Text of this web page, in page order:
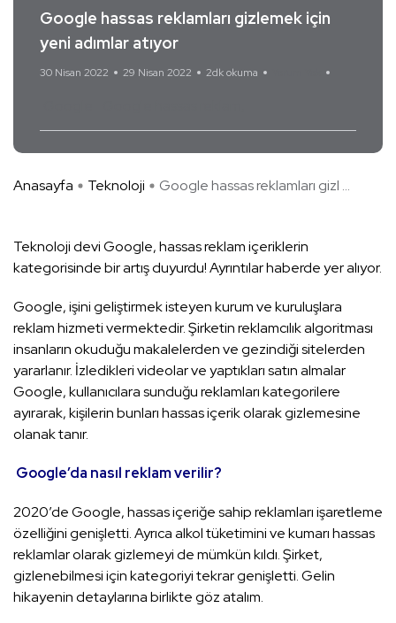
Google hassas reklamları gizlemek için
yeni adımlar atıyor
30 Nisan 2022 29 Nisan 2022 2dk okuma
Anasayfa Teknoloji Google hassas reklamları gizl ...
Teknoloji devi Google, hassas reklam içeriklerin
kategorisinde bir artış duyurdu! Ayrıntılar haberde yer alıyor.
Google, işini geliştirmek isteyen kurum ve kuruluşlara
reklam hizmeti vermektedir. Şirketin reklamcılık algoritması
insanların okuduğu makalelerden ve gezindiği sitelerden
yararlanır. İzledikleri videolar ve yaptıkları satın almalar
Google, kullanıcılara sunduğu reklamları kategorilere
ayırarak, kişilerin bunları hassas içerik olarak gizlemesine
olanak tanır.
Google’da nasıl reklam verilir?
2020’de Google, hassas içeriğe sahip reklamları işaretleme
özelliğini genişletti. Ayrıca alkol tüketimini ve kumarı hassas
reklamlar olarak gizlemeyi de mümkün kıldı. Şirket,
gizlenebilmesi için kategoriyi tekrar genişletti. Gelin
hikayenin detaylarına birlikte göz atalım.